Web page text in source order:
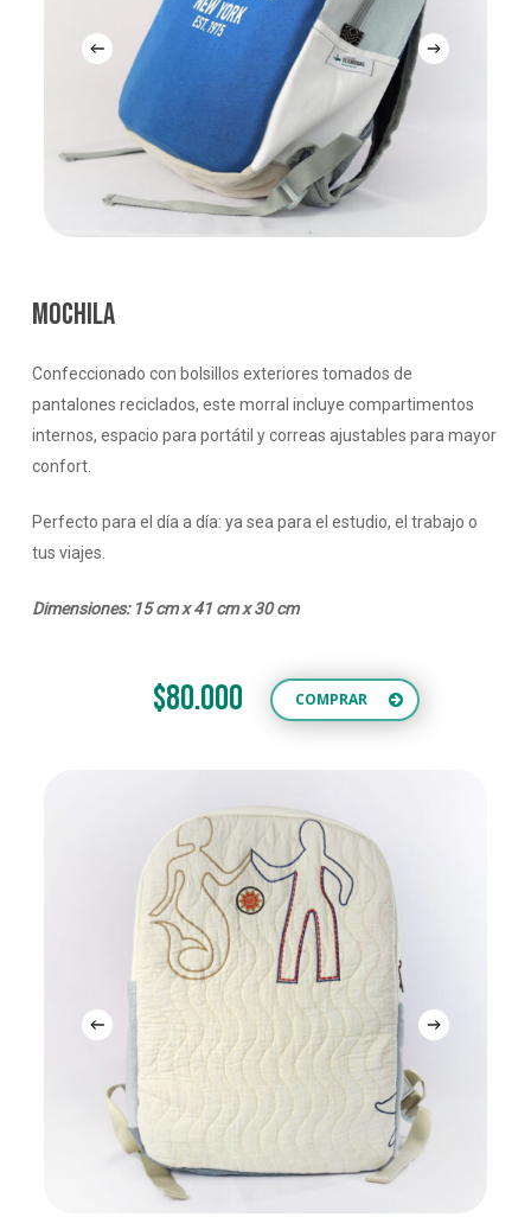
MOCHILA
Confeccionado con bolsillos exteriores tomados de
pantalones reciclados, este morral incluye compartimentos
internos, espacio para portátil y correas ajustables para mayor
confort.
Perfecto para el día a día: ya sea para el estudio, el trabajo o
tus viajes.
Dimensiones: 15 cm x 41 cm x 30 cm
$80.000 COMPRAR